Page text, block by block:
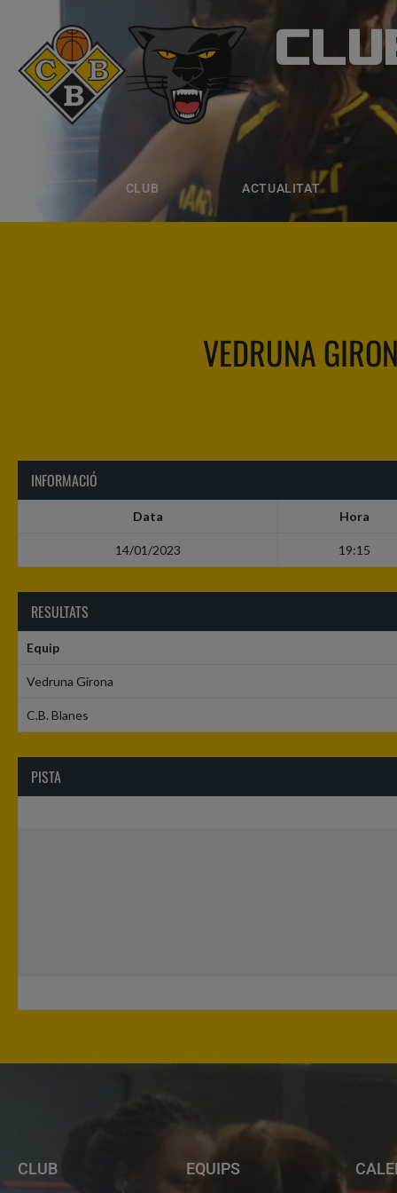
CLUB ACTUALITAT
CLUB
ACTUALITAT
VEDRUNA
INFORMACIÓ
Data Hora
14/01/2023 19:15
RESULTATS
Equip
Vedruna Girona
C.B. Blanes
PISTA
CLUB EQUIPS